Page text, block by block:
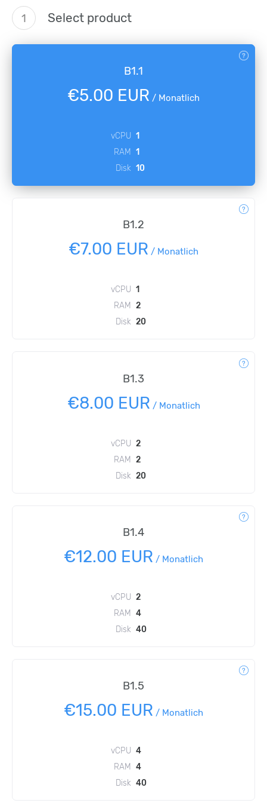
1 Select product
B1.1
€5.00 EUR / Monatlich
vCPU 1
RAM
1
Disk 10
B1.2
€7.00 EUR / Monatlich
vCPU 1
RAM
2
Disk 20
B1.3
€8.00 EUR / Monatlich
vCPU 2
RAM 2
Disk 20
B1.4
€12.00 EUR / Monatlich
vCPU 2
RAM
4
Disk 40
B1.5
€15.00 EUR / Monatlich
vCPU 4
RAM
4
Disk 40